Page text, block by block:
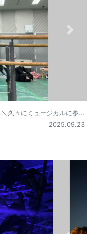
＼久々にミュージカルに参...
2025.09.23